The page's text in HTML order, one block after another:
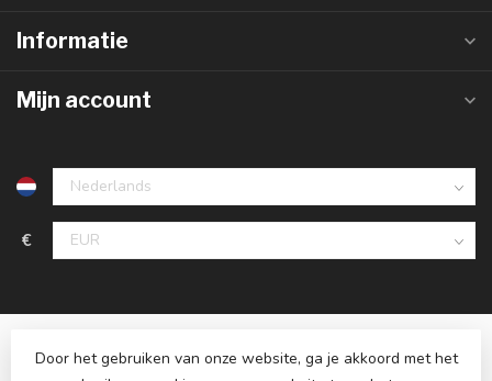
Informatie
Mijn account
€
Door het gebruiken van onze website, ga je akkoord met het